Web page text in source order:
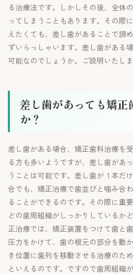
る治療法です。しかしその後、全体
ってしまうこともあります。その際
えたくても、差し歯があることで諦
ずいらっしゃいます。差し歯がある
可能なのでしょうか。ご説明いたしま
差し歯があっても矯正
か？
差し歯がある場合、矯正歯科治療を
る方も多いようですが、差し歯があ
うことは可能です。差し歯が１本だ
合でも、矯正治療で歯並びと噛み合
ることができるのです。その際に重
どの歯周組織がしっかりしているか
正治療では、矯正装置をつけて歯と
圧力をかけて、歯の根元の部分を動
き位置に歯列を移動させる治療のた
といえるのです。ですので歯周組織